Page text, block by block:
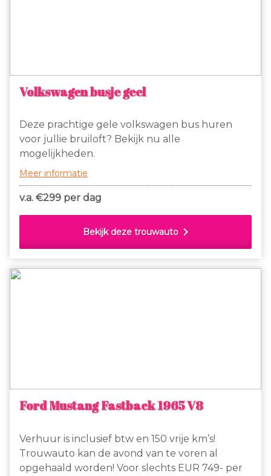
Volkswagen busje geel
Deze prachtige gele volkswagen bus huren
voor jullie bruiloft? Bekijk nu alle
mogelijkheden.
Meer informatie
v.a. €299 per dag
Bekijk deze trouwauto chevron_right
Ford Mustang Fastback 1965 V8
Verhuur is inclusief btw en 150 vrije km’s!
Trouwauto kan de avond van te voren al
opgehaald worden! Voor slechts EUR 749- per